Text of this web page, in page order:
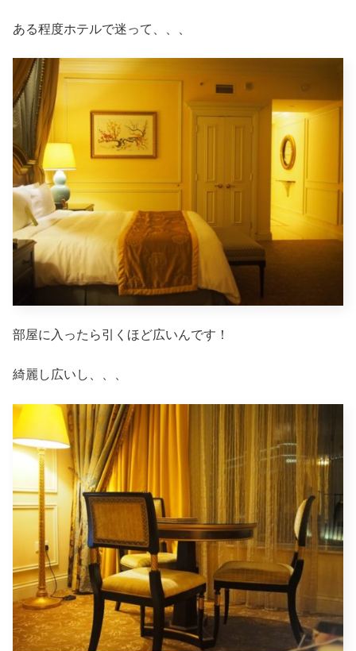
ある程度ホテルで迷って、、、
部屋に入ったら引くほど広いんです！
綺麗し広いし、、、